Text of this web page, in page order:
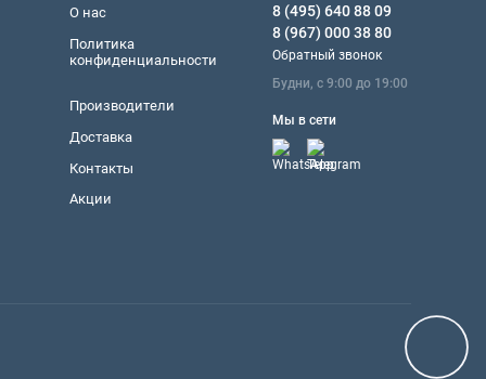
О нас
Политика
конфиденциальности
Производители
Доставка
Контакты
Акции
8 (495) 640 88 09
8 (967) 000 38 80
Обратный звонок
Будни, с 9:00 до 19:00
Мы в сети